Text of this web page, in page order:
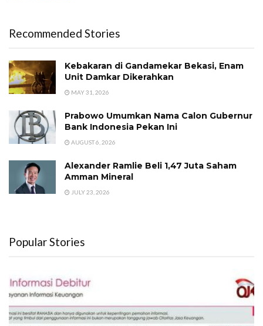
Recommended Stories
Kebakaran di Gandamekar Bekasi, Enam
Unit Damkar Dikerahkan
MAY 31, 2026
Prabowo Umumkan Nama Calon Gubernur
Bank Indonesia Pekan Ini
AUGUST 6, 2026
Alexander Ramlie Beli 1,47 Juta Saham
Amman Mineral
JULY 23, 2026
Popular Stories